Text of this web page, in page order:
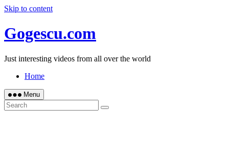
Skip to content
Gogescu.com
Just interesting videos from all over the world
Home
Menu